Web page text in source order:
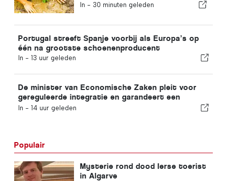
In - 30 minuten geleden
Portugal streeft Spanje voorbij als Europa’s op
één na grootste schoenenproducent
In - 13 uur geleden
De minister van Economische Zaken pleit voor
gereguleerde integratie en garandeert een
versneld traject voor immigranten
In - 14 uur geleden
Populair
Mysterie rond dood Ierse toerist
in Algarve